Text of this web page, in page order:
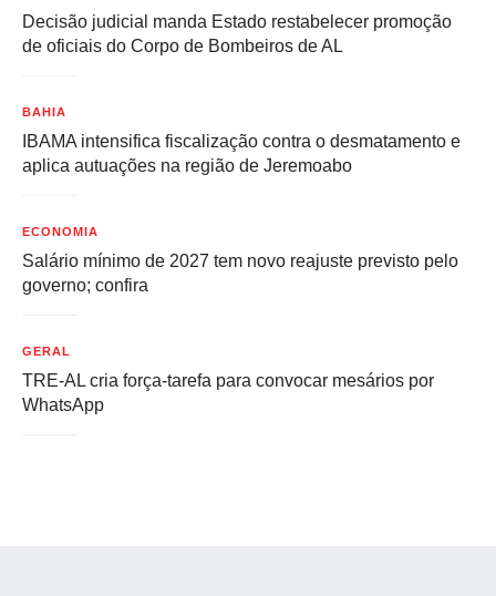
Decisão judicial manda Estado restabelecer promoção
de oficiais do Corpo de Bombeiros de AL
BAHIA
IBAMA intensifica fiscalização contra o desmatamento e
aplica autuações na região de Jeremoabo
ECONOMIA
Salário mínimo de 2027 tem novo reajuste previsto pelo
governo; confira
GERAL
TRE-AL cria força-tarefa para convocar mesários por
WhatsApp